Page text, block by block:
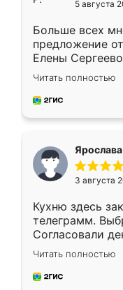
5 августа
Больше всех
предложение
Елены
короткие
для замера
предложил по
Читать полностью
Ярослава
3 августа
Кухню здесь
телеграмм.
Согласовали
недели кухня
довольны
мебель за
Читать полностью